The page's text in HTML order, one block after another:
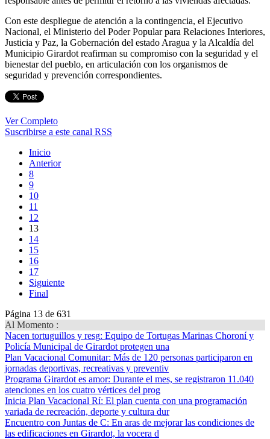
Con este despliegue de atención a la contingencia, el Ejecutivo
Nacional, el Ministerio del Poder Popular para Relaciones Interiores,
Justicia y Paz, la Gobernación del estado Aragua y la Alcaldía del
Municipio Girardot reafirman su compromiso con la seguridad y el
bienestar del pueblo, en articulación con los organismos de
seguridad y prevención correspondientes.
Ver Completo
Suscribirse a este canal RSS
Inicio
Anterior
8
9
10
11
12
13
14
15
16
17
Siguiente
Final
Página 13 de 631
Al Momento :
Nacen tortuguillos y resg: Equipo de Tortugas Marinas Choroní y
Policía Municipal de Girardot protegen una
Plan Vacacional Comunitar: Más de 120 personas participaron en
jornadas deportivas, recreativas y preventiv
Programa Girardot es amor: Durante el mes, se registraron 11.040
atenciones en los cuatro vértices del prog
Inicia Plan Vacacional Rí: El plan cuenta con una programación
variada de recreación, deporte y cultura dur
Encuentro con Juntas de C: En aras de mejorar las condiciones de
las edificaciones en Girardot, la vocera d